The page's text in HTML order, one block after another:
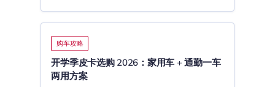
购车攻略
开学季皮卡选购 2026：家用车 + 通勤一车
两用方案